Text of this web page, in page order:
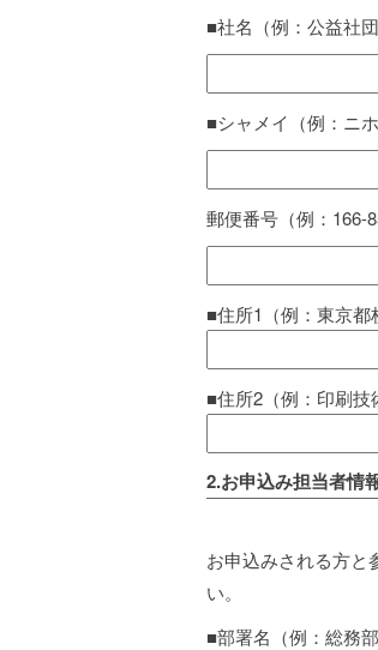
■社名（例：公益社
■シャメイ（例：ニ
郵便番号（例：166-
■住所1（例：東京都
■住所2（例：印刷技
2.お申込み担当者情
お申込みされる方と
い。
■部署名（例：総務部